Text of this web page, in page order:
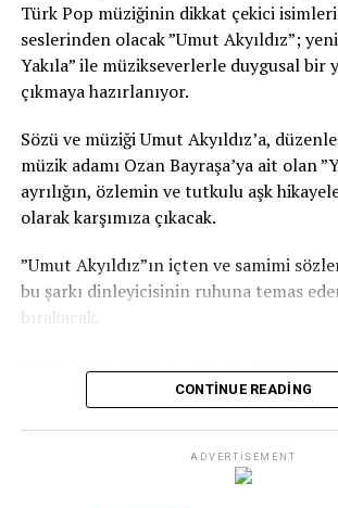
Türk Pop müziğinin dikkat çekici
seslerinden olacak ”Umut Akyıldız”; yeni
Yakıla” ile müzikseverlerle duygusal bir
çıkmaya hazırlanıyor.
Sözü ve müziği Umut Akyıldız’a,
müzik adamı Ozan Bayraşa’ya ait olan
ayrılığın, özlemin ve tutkulu aşk
olarak karşımıza çıkacak.
”Umut Akyıldız”ın içten ve samimi
bu şarkı dinleyicisinin ruhuna temas
bırakacak.
Deniz Seki, Ercan Saatçi, Erol Köse’nin
Yarışmadan sonra geçtiğimiz
CONTINUE READING
ADVERTISEMENT